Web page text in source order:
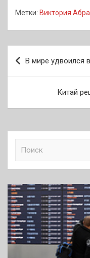
Метки: Виктория
Навигация
по
записям
В мире удвоился
Китай
к